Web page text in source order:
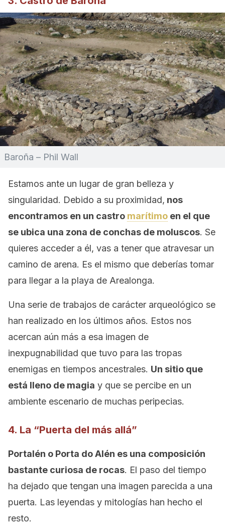
Baroña – Phil Wall
Estamos ante un lugar de gran belleza y
singularidad. Debido a su proximidad, nos
encontramos en un castro marítimo en el que
se ubica una zona de conchas de moluscos. Se
quieres acceder a él, vas a tener que atravesar un
camino de arena. Es el mismo que deberías tomar
para llegar a la playa de Arealonga.
Una serie de trabajos de carácter arqueológico se
han realizado en los últimos años. Estos nos
acercan aún más a esa imagen de
inexpugnabilidad que tuvo para las tropas
enemigas en tiempos ancestrales. Un sitio que
está lleno de magia y que se percibe en un
ambiente escenario de muchas peripecias.
4. La “Puerta del más allá”
Portalén o Porta do Alén es una composición
bastante curiosa de rocas. El paso del tiempo
ha dejado que tengan una imagen parecida a una
puerta. Las leyendas y mitologías han hecho el
resto.